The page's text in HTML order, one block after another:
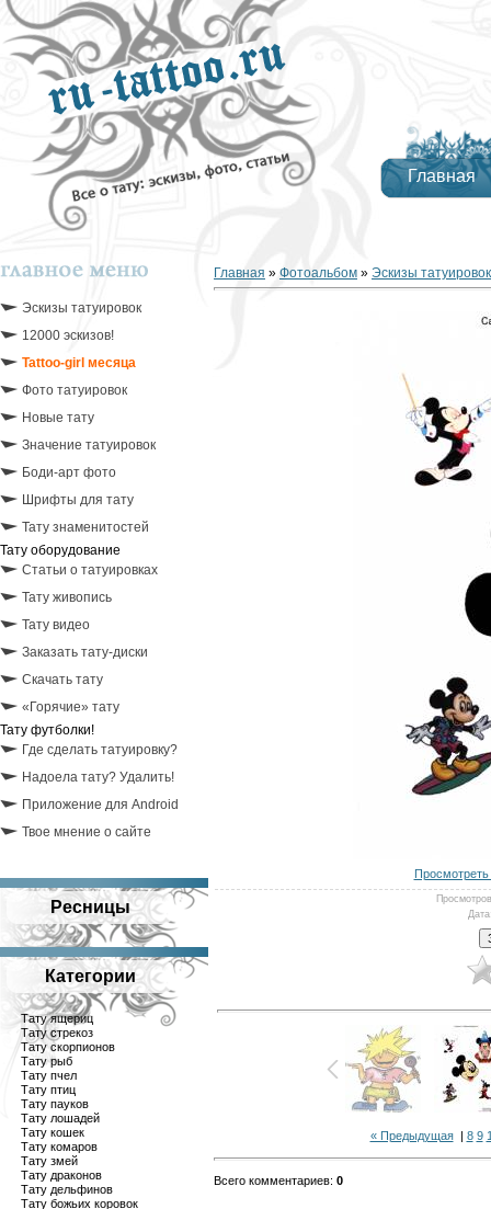
Главная
Эскизы татуировок
12000 эскизов!
Tattoo-girl месяца
Фото татуировок
Новые тату
Значение татуировок
Боди-арт фото
Шрифты для тату
Тату знаменитостей
Тату оборудование
Статьи о татуировках
Тату живопись
Тату видео
Заказать тату-диски
Скачать тату
«Горячие» тату
Тату футболки!
Где сделать татуировку?
Надоела тату? Удалить!
Приложение для Android
Твое мнение о сайте
Ресницы
Категории
Тату ящериц
Тату стрекоз
Тату скорпионов
Тату рыб
Тату пчел
Тату птиц
Тату пауков
Тату лошадей
Тату кошек
Тату комаров
Тату змей
Тату драконов
Тату дельфинов
Тату божьих коровок
Главная » Фотоальбом » Эскизы татуировок
Просмотров
Дата
« Предыдущая| 8 9
Всего комментариев: 0